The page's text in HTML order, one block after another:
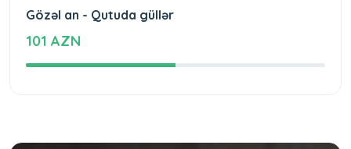
Gözəl an - Qutuda güllər
101 AZN